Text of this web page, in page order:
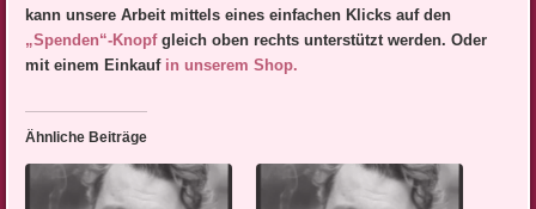
kann unsere Arbeit mittels eines einfachen Klicks auf den
„Spenden“-Knopfgleich oben rechts unterstützt werden. Oder
mit einem Einkauf in unserem Shop.
Ähnliche Beiträge